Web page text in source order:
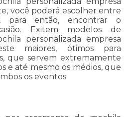
você poderá escolher entre
para então, encontrar o
Exitem modelos de
personalizada empresa
maiores, ótimos para
que servem extremamente
e até mesmo os médios, que
os eventos.